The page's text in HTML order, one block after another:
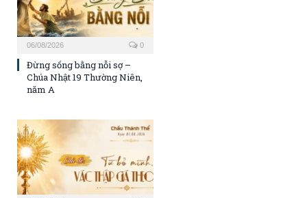
06/08/2026 0
Đừng sống bằng nỗi sợ –
Chúa Nhật 19 Thường Niên,
năm A